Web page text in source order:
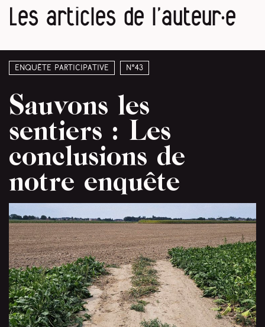
Les articles de l’auteur·e
Enquête participative N°43
Sauvons les
sentiers : Les
conclusions de
notre enquête